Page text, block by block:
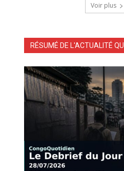
Voir plus
RÉSUMÉ DE L'ACTUALITÉ